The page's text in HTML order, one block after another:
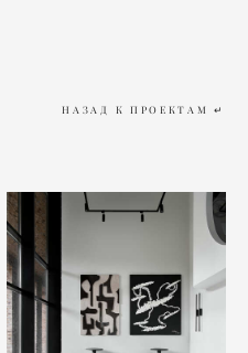
НАЗАД К ПРОЕКТАМ ↵